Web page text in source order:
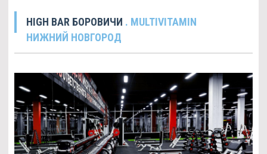
HIGH BAR БОРОВИЧИ . MULTIVITAMIN
НИЖНИЙ НОВГОРОД